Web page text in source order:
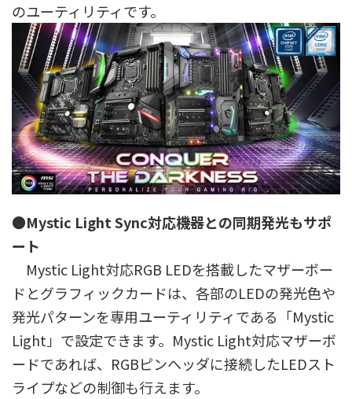
のユーティリティです。
●Mystic Light Sync対応機器との同期発光もサポ
ート
Mystic Light対応RGB LEDを搭載したマザーボー
ドとグラフィックカードは、各部のLEDの発光色や
発光パターンを専用ユーティリティである「Mystic
Light」で設定できます。Mystic Light対応マザーボ
ードであれば、RGBピンヘッダに接続したLEDスト
ライプなどの制御も行えます。